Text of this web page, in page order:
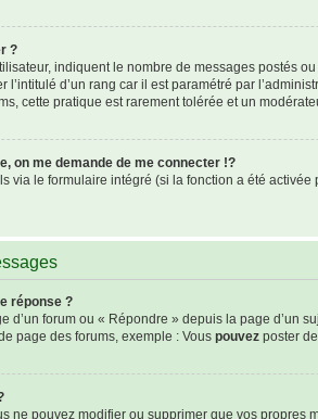
?
indiquent le nombre de messages postés
d’un rang car il est paramétré par
cette pratique est rarement tolérée et un
on me demande de me connecter !?
via le formulaire intégré (si la fonction a été
réponse ?
forum ou « Répondre » depuis la page d’un
page des forums, exemple : Vous pouvez poster
ne pouvez modifier ou supprimer que vos